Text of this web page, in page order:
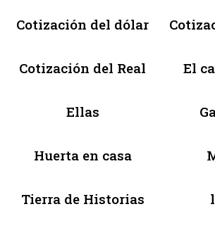
Cotización del dólar
Cotización del Real El
Ellas
Huerta en casa
Tierra de Historias